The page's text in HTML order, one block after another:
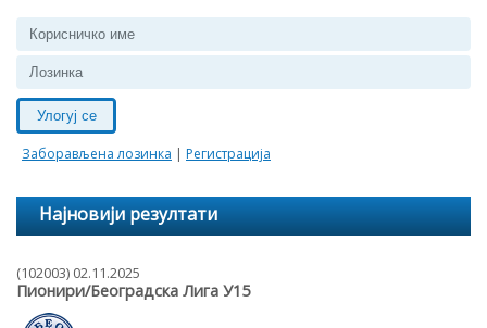
Улогуј се
Заборављена лозинка | Регистрација
Најновији резултати
(102003) 02.11.2025
Пионири/Београдска Лига У15